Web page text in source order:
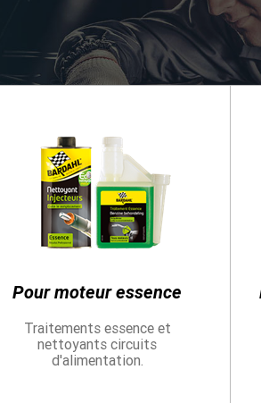
Trouvez le bon
VOIR TOUTES
Pour moteur essence
Traitements essence et
nettoyants circuits
d'alimentation.